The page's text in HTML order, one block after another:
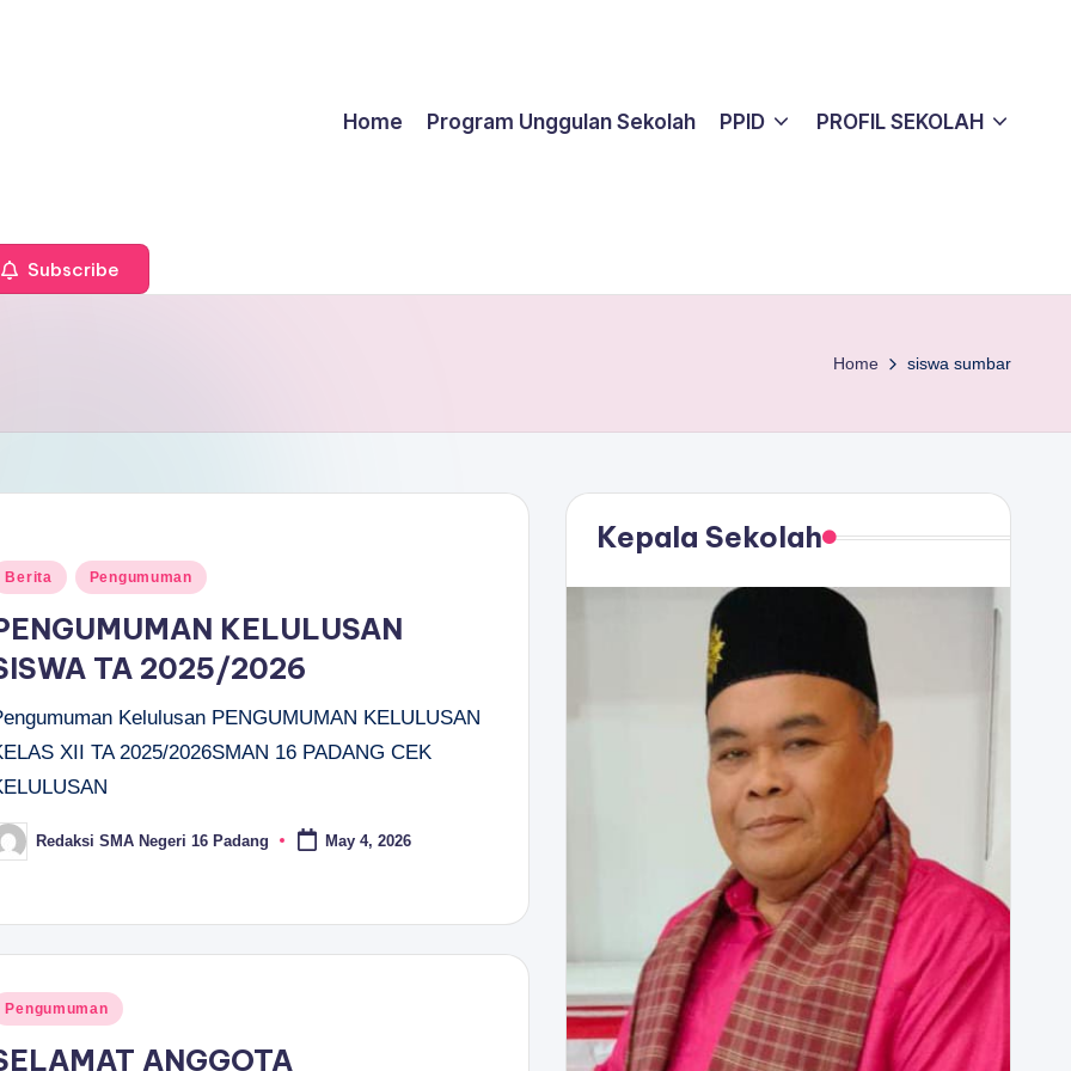
Home Program Unggulan Sekolah PPID PROFIL SEKOLAH
Subscribe
Home siswa sumbar
Berita Pengumuman
KELULUSAN
TA 2025/2026
Kelulusan PENGUMUMAN KELULUSAN
XII TA 2025/2026SMAN 16 PADANG CEK
Redaksi SMA Negeri 16 Padang May 4, 2026
Pengumuman
ANGGOTA
Kepala Sekolah